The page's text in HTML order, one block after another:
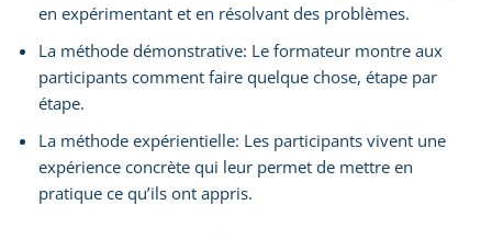
en expérimentant et en résolvant des problèmes.
La méthode démonstrative: Le formateur montre aux
participants comment faire quelque chose, étape par
étape.
La méthode expérientielle: Les participants vivent une
expérience concrète qui leur permet de mettre en
pratique ce qu’ils ont appris.